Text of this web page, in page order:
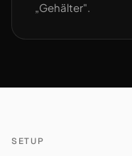
„Gehälter".
SETUP